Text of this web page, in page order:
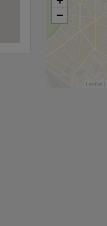
−
Leaflet |